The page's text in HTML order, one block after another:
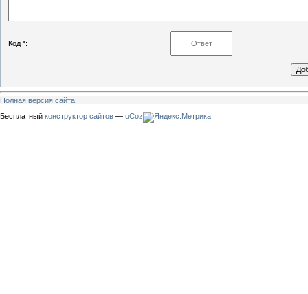
Код *:
Полная версия сайта
Бесплатный конструктор сайтов — uCoz